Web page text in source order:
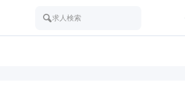
求人検索